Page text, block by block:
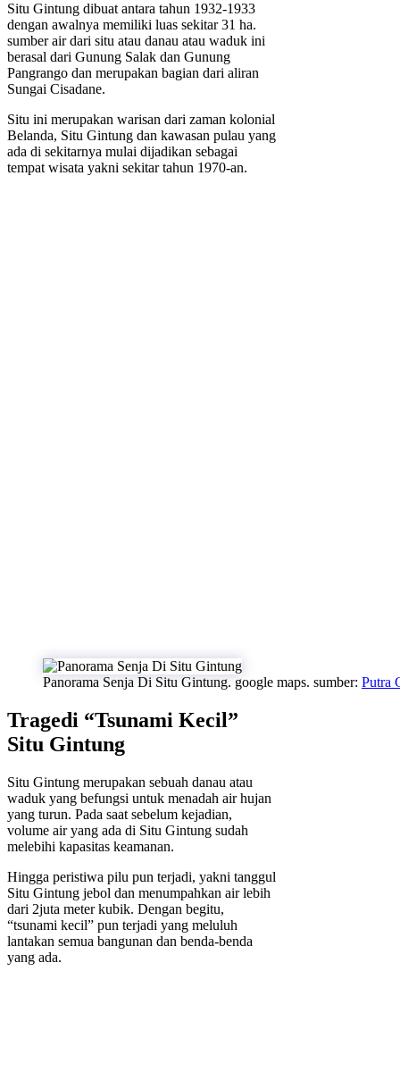
Situ Gintung dibuat antara tahun 1932-1933
dengan awalnya memiliki luas sekitar 31 ha.
sumber air dari situ atau danau atau waduk ini
berasal dari Gunung Salak dan Gunung
Pangrango dan merupakan bagian dari aliran
Sungai Cisadane.
Situ ini merupakan warisan dari zaman kolonial
Belanda, Situ Gintung dan kawasan pulau yang
ada di sekitarnya mulai dijadikan sebagai
tempat wisata yakni sekitar tahun 1970-an.
Panorama Senja Di Situ Gintung. google maps. sumber: Putra
Tragedi “Tsunami Kecil”
Situ Gintung
Situ Gintung merupakan sebuah danau atau
waduk yang befungsi untuk menadah air hujan
yang turun. Pada saat sebelum kejadian,
volume air yang ada di Situ Gintung sudah
melebihi kapasitas keamanan.
Hingga peristiwa pilu pun terjadi, yakni tanggul
Situ Gintung jebol dan menumpahkan air lebih
dari 2juta meter kubik. Dengan begitu,
“tsunami kecil” pun terjadi yang meluluh
lantakan semua bangunan dan benda-benda
yang ada.